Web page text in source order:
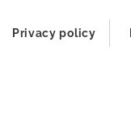
Privacy policy